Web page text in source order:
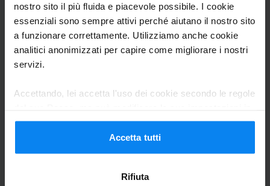
nostro sito il più fluida e piacevole possibile. I cookie
essenziali sono sempre attivi perché aiutano il nostro sito
a funzionare correttamente. Utilizziamo anche cookie
analitici anonimizzati per capire come migliorare i nostri
servizi.
Accettando, lei accetta l'uso dei cookie secondo le regole
qualsiasi momento. Per tutti i dettagli, consulti la nostra
Informativa sulla privacy.
Accetta tutti
Rifiuta
Remo Schmid 8
Parcheggio da 18/07/26 a 28/07/26
Es war (fast) alles sehr gut. Das der
und mit vollem Mund redet, fand ich
auch sofort im kleinen Bus ausgebreitet.